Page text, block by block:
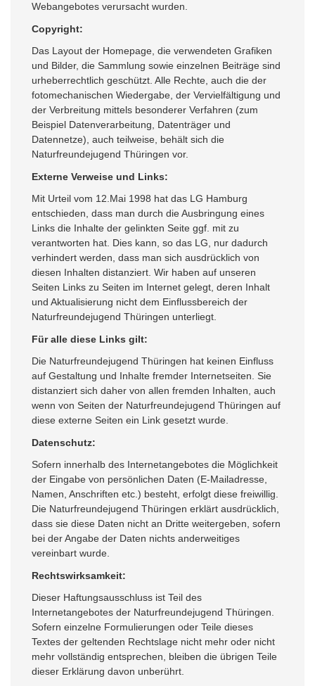
Webangebotes verursacht wurden.
Copyright:
Das Layout der Homepage, die verwendeten Grafiken
und Bilder, die Sammlung sowie einzelnen Beiträge sind
urheberrechtlich geschützt. Alle Rechte, auch die der
fotomechanischen Wiedergabe, der Vervielfältigung und
der Verbreitung mittels besonderer Verfahren (zum
Beispiel Datenverarbeitung, Datenträger und
Datennetze), auch teilweise, behält sich die
Naturfreundejugend Thüringen vor.
Externe Verweise und Links:
Mit Urteil vom 12.Mai 1998 hat das LG Hamburg
entschieden, dass man durch die Ausbringung eines
Links die Inhalte der gelinkten Seite ggf. mit zu
verantworten hat. Dies kann, so das LG, nur dadurch
verhindert werden, dass man sich ausdrücklich von
diesen Inhalten distanziert. Wir haben auf unseren
Seiten Links zu Seiten im Internet gelegt, deren Inhalt
und Aktualisierung nicht dem Einflussbereich der
Naturfreundejugend Thüringen unterliegt.
Für alle diese Links gilt:
Die Naturfreundejugend Thüringen hat keinen Einfluss
auf Gestaltung und Inhalte fremder Internetseiten. Sie
distanziert sich daher von allen fremden Inhalten, auch
wenn von Seiten der Naturfreundejugend Thüringen auf
diese externe Seiten ein Link gesetzt wurde.
Datenschutz:
Sofern innerhalb des Internetangebotes die Möglichkeit
der Eingabe von persönlichen Daten (E-Mailadresse,
Namen, Anschriften etc.) besteht, erfolgt diese freiwillig.
Die Naturfreundejugend Thüringen erklärt ausdrücklich,
dass sie diese Daten nicht an Dritte weitergeben, sofern
bei der Angabe der Daten nichts anderweitiges
vereinbart wurde.
Rechtswirksamkeit:
Dieser Haftungsausschluss ist Teil des
Internetangebotes der Naturfreundejugend Thüringen.
Sofern einzelne Formulierungen oder Teile dieses
Textes der geltenden Rechtslage nicht mehr oder nicht
mehr vollständig entsprechen, bleiben die übrigen Teile
dieser Erklärung davon unberührt.